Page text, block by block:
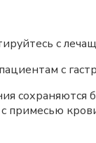
с
с
сохраняются
примесью